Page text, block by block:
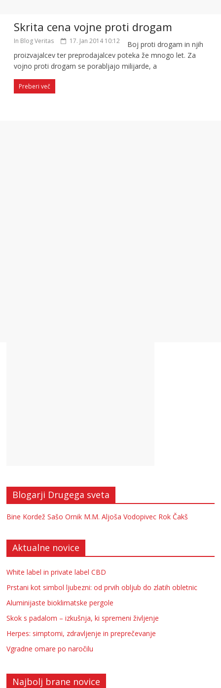
Skrita cena vojne proti drogam
In Blog Veritas 17. Jan 2014 10:12
Boj proti drogam in njih
proizvajalcev ter preprodajalcev poteka že mnogo let. Za
vojno proti drogam se porabljajo milijarde, a
Preberi več
Blogarji Drugega sveta
Bine Kordež Sašo Ornik M.M. Aljoša Vodopivec Rok Čakš
Aktualne novice
White label in private label CBD
Prstani kot simbol ljubezni: od prvih obljub do zlatih obletnic
Aluminijaste bioklimatske pergole
Skok s padalom – izkušnja, ki spremeni življenje
Herpes: simptomi, zdravljenje in preprečevanje
Vgradne omare po naročilu
Najbolj brane novice